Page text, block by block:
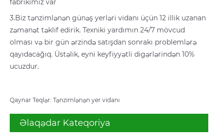
fabrikimiz var
3.Biz tənzimlənən günəş yerləri vidanı üçün 12 illik uzanan
zəmanət təklif edirik. Texniki yardımın 24/7 mövcud
olması və bir gün ərzində satışdan sonrakı problemlərə
qayıdacağıq. Üstəlik, eyni keyfiyyətli digərlərindən 10%
ucuzdur.
Qaynar Teqlər: Tənzimlənən yer vidanı
Əlaqədar Kateqoriya